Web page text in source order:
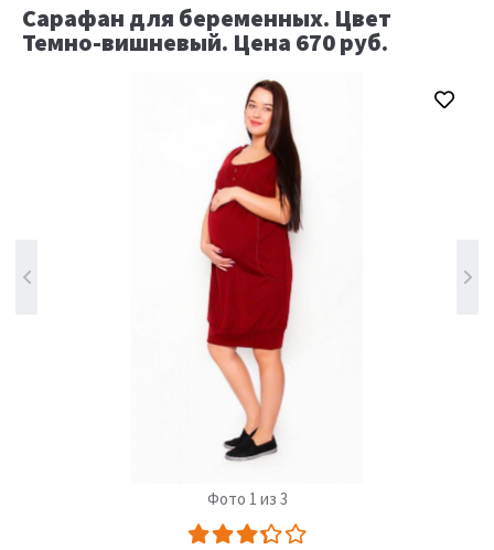
Сарафан для беременных. Цвет
Темно-вишневый. Цена 670 руб.
Фото 1 из 3